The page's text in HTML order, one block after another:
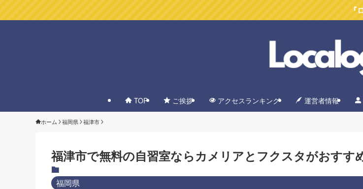
『ローカログ』
TOP ご挨拶 アクセスランキング 運営者情報
ホーム 福岡県 福津市
福津市で無料の自習室ならカメリアとフクスタがおすす
福岡県